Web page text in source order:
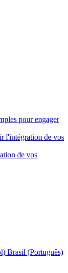
pour engager
l'intégration de vos
de vos
Brasil (Português)